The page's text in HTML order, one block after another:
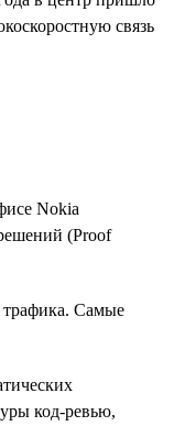
связь
Nokia
(Proof
трафика. Самые
код-ревью,